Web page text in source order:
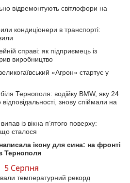
відремонтують світлофори на
кондиціонери в транспорті:
справі: як підприємець із
виробництво
«Агрон» стартує у
Тернополя: водійку BMW, яку 24
знову спіймали на
із вікна п’ятого поверху:
що сталося
ікону для сина: на фронті
Тернополя
5 Серпня
температурний рекорд